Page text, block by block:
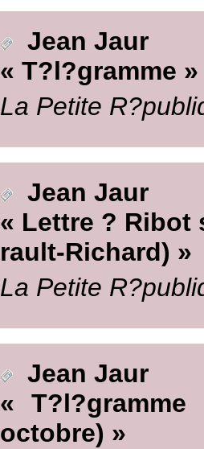
Jean Jaur
« T?l?gramme »
La Petite
Jean Jaur
« Lettre ? Ribot
rault-Richard) »
La Petite
Jean Jaur
«
octobre) »